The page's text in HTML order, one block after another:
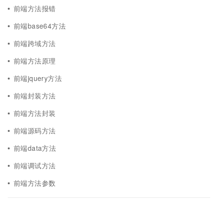
前端方法报错
前端base64方法
前端跨域方法
前端方法原理
前端jquery方法
前端封装方法
前端方法封装
前端源码方法
前端data方法
前端调试方法
前端方法参数